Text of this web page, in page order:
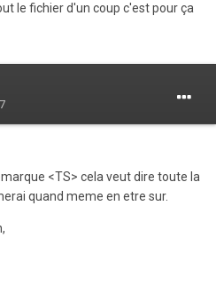
le fichier d'un coup c'est pour ça
<TS> cela veut dire toute la
quand meme en etre sur.